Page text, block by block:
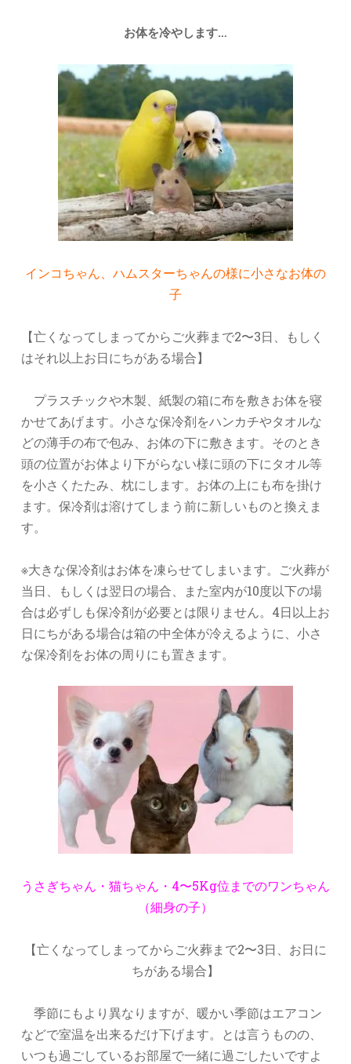
お体を冷やします…
インコちゃん、ハムスターちゃんの様に小さなお体の
子
【亡くなってしまってからご火葬まで2〜3日、もしく
はそれ以上お日にちがある場合】
プラスチックや木製、紙製の箱に布を敷きお体を寝
かせてあげます。小さな保冷剤をハンカチやタオルな
どの薄手の布で包み、お体の下に敷きます。そのとき
頭の位置がお体より下がらない様に頭の下にタオル等
を小さくたたみ、枕にします。お体の上にも布を掛け
ます。保冷剤は溶けてしまう前に新しいものと換えま
す。
※大きな保冷剤はお体を凍らせてしまいます。ご火葬が
当日、もしくは翌日の場合、また室内が10度以下の場
合は必ずしも保冷剤が必要とは限りません。4日以上お
日にちがある場合は箱の中全体が冷えるように、小さ
な保冷剤をお体の周りにも置きます。
うさぎちゃん・猫ちゃん・4〜5Kg位までのワンちゃん
（細身の子）
【亡くなってしまってからご火葬まで2〜3日、お日に
ちがある場合】
季節にもより異なりますが、暖かい季節はエアコン
などで室温を出来るだけ下げます。とは言うものの、
いつも過ごしているお部屋で一緒に過ごしたいですよ